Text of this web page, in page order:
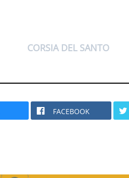
CORSIA DEL SANTO
FACEBOOK